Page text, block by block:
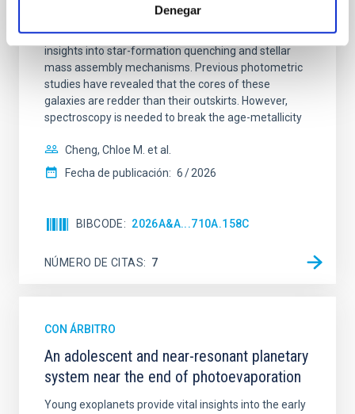
Denegar
Spatially resolved stellar populations of massive
quiescent galaxies at cosmic noon provide powerful
insights into star-formation quenching and stellar
mass assembly mechanisms. Previous photometric
studies have revealed that the cores of these
galaxies are redder than their outskirts. However,
spectroscopy is needed to break the age-metallicity
Cheng, Chloe M. et al.
Fecha de publicación: 6 2026
BIBCODE 2026A&A...710A.158C
NÚMERO DE CITAS 7
CON ÁRBITRO
An adolescent and near-resonant planetary
system near the end of photoevaporation
Young exoplanets provide vital insights into the early